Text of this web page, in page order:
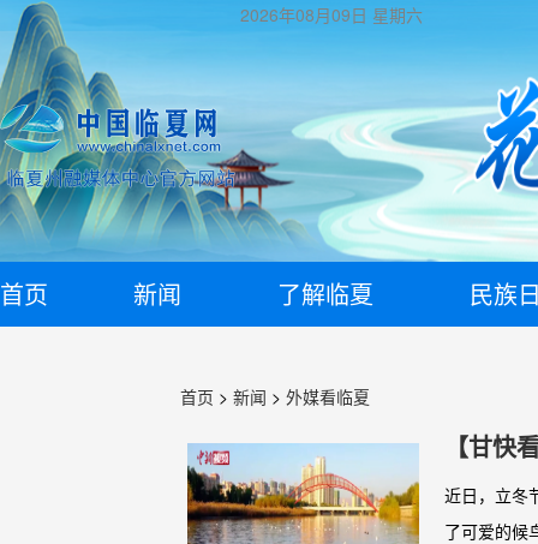
2026年08月09日 星期六
首页 新闻 了解临夏 民族
首页 > 新闻 > 外媒看临夏
【甘快
近日，立冬
了可爱的